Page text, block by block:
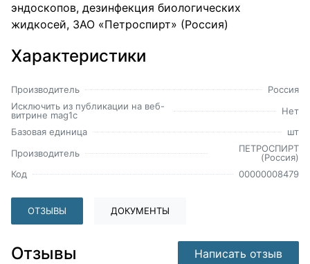
эндоскопов, дезинфекция биологических
жидкосей, ЗАО «Петроспирт» (Россия)
Характеристики
Производитель
Россия
Исключить из публикации на веб-
витрине mag1c
Нет
Базовая единица
шт
Производитель
ПЕТРОСПИРТ
(Россия)
Код
00000008479
ОТЗЫВЫ ДОКУМЕНТЫ
Отзывы Написать отзыв